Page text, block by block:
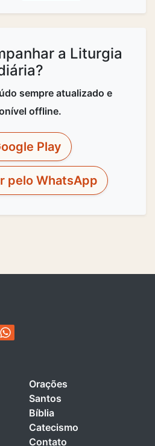
a Liturgia
sempre atualizado e
offline.
Play
pelo WhatsApp
Orações
Santos
Bíblia
Catecismo
Contato